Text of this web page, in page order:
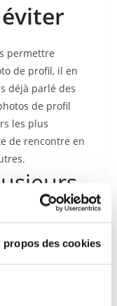
propos des cookies
permettre
de profil, il en
déjà parlé des
de profil
les plus
de rencontre en
profil avec vos
êtes une
à faire des
rarement